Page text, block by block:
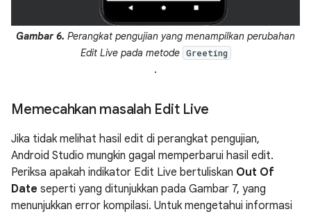
Gambar 6. Perangkat pengujian yang menampilkan perubahan
Edit Live pada metode Greeting
.
Memecahkan masalah Edit Live
Jika tidak melihat hasil edit di perangkat pengujian,
Android Studio mungkin gagal memperbarui hasil edit.
Periksa apakah indikator Edit Live bertuliskan Out Of
Date seperti yang ditunjukkan pada Gambar 7, yang
menunjukkan error kompilasi. Untuk mengetahui informasi